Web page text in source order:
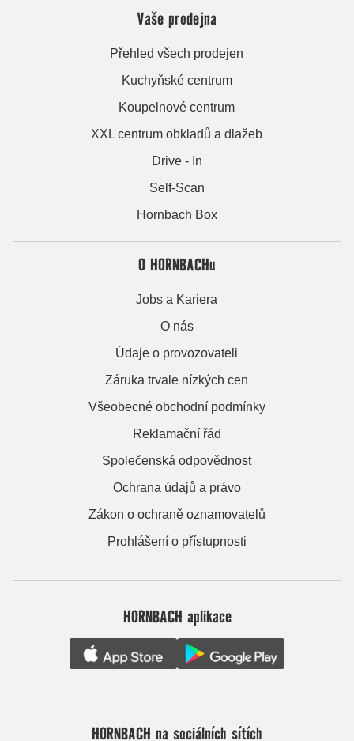
Vaše prodejna
Přehled všech prodejen
Kuchyňské centrum
Koupelnové centrum
XXL centrum obkladů a dlažeb
Drive - In
Self-Scan
Hornbach Box
O HORNBACHu
Jobs a Kariera
O nás
Údaje o provozovateli
Záruka trvale nízkých cen
Všeobecné obchodní podmínky
Reklamační řád
Společenská odpovědnost
Ochrana údajů a právo
Zákon o ochraně oznamovatelů
Prohlášení o přístupnosti
HORNBACH aplikace
HORNBACH na sociálních sítích